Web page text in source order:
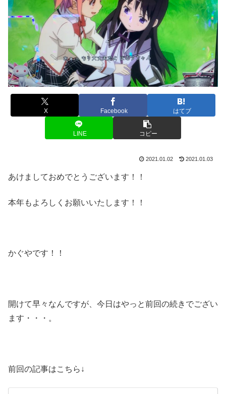
X Facebook はてブ
LINE コピー
2021.01.02 2021.01.03
あけましておめでとうございます！！
本年もよろしくお願いいたします！！
かぐやです！！
開けて早々なんですが、今日はやっと前回の続きでござい
ます・・・。
前回の記事はこちら↓